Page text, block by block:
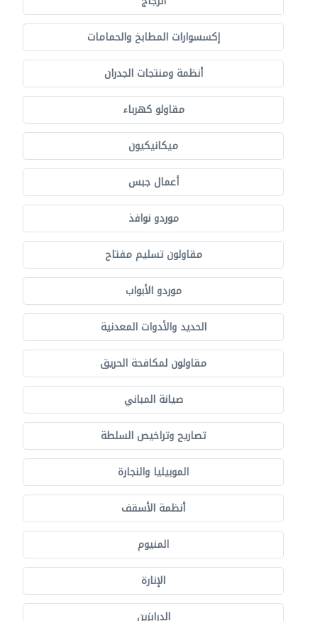
إكسسوارات المطابخ والحمامات
أنظمة ومنتجات الجدران
مقاولو كهرباء
ميكانيكيون
أعمال جبس
موردو نوافذ
مقاولون تسليم مفتاح
موردو الأبواب
الحديد والأدوات المعدنية
مقاولون لمكافحة الحريق
صيانة المباني
تصاريح وتراخيص السلطة
الموبيليا والنجارة
أنظمة الأسقف
المنيوم
الإنارة
الدرابزين